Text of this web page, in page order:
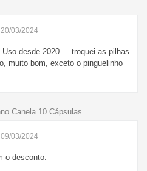
03/2024
desde 2020.... troquei as pilhas
muito bom, exceto o pinguelinho
Canela 10 Cápsulas
03/2024
o desconto.